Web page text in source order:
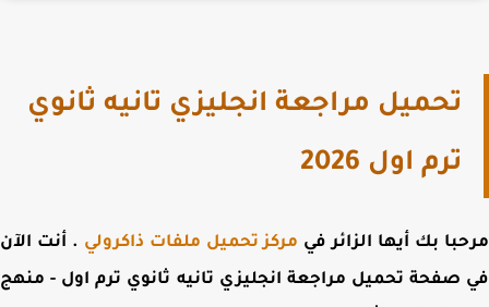
تحميل مراجعة انجليزي تانيه ثانوي
ترم اول 2026
بك أيها الزائر فيمركز تحميل ملفات ذاكرولي. أنت الآن
صفحةتحميل مراجعة انجليزي تانيه ثانوي ترم اول - منهج